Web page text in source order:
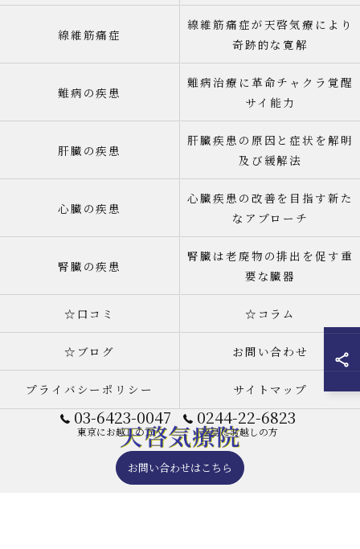
03-6423-0047
東京にお越しの方
0244-22-6823
福島にお越しの方
お問い合わせはこちら
線維筋痛症
線維筋痛症が天啓気療により
奇跡的な寛解
難病の疾患
難病治療に革命チャクラ覚醒
サイ能力
肝臓の疾患
肝臓疾患の原因と症状を解明
及び緩解法
心臓の疾患
心臓疾患の改善を目指す新た
なアプローチ
腎臓の疾患
腎臓は老廃物の排出を促す重
要な臓器
☆口コミ ☆コラム
☆ブログ お問い合わせ
プライバシーポリシー サイトマップ
© 2026 天啓気療院(天啓気功療法治療院) 東京店 ALL RIGHTS RESERVED.